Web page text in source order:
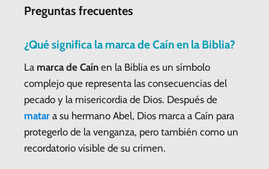
Preguntas frecuentes
¿Qué significa la marca de Caín en la Biblia?
La marca de Caín en la Biblia es un símbolo
complejo que representa las consecuencias del
pecado y la misericordia de Dios. Después de
matar a su hermano Abel, Dios marca a Caín para
protegerlo de la venganza, pero también como un
recordatorio visible de su crimen.